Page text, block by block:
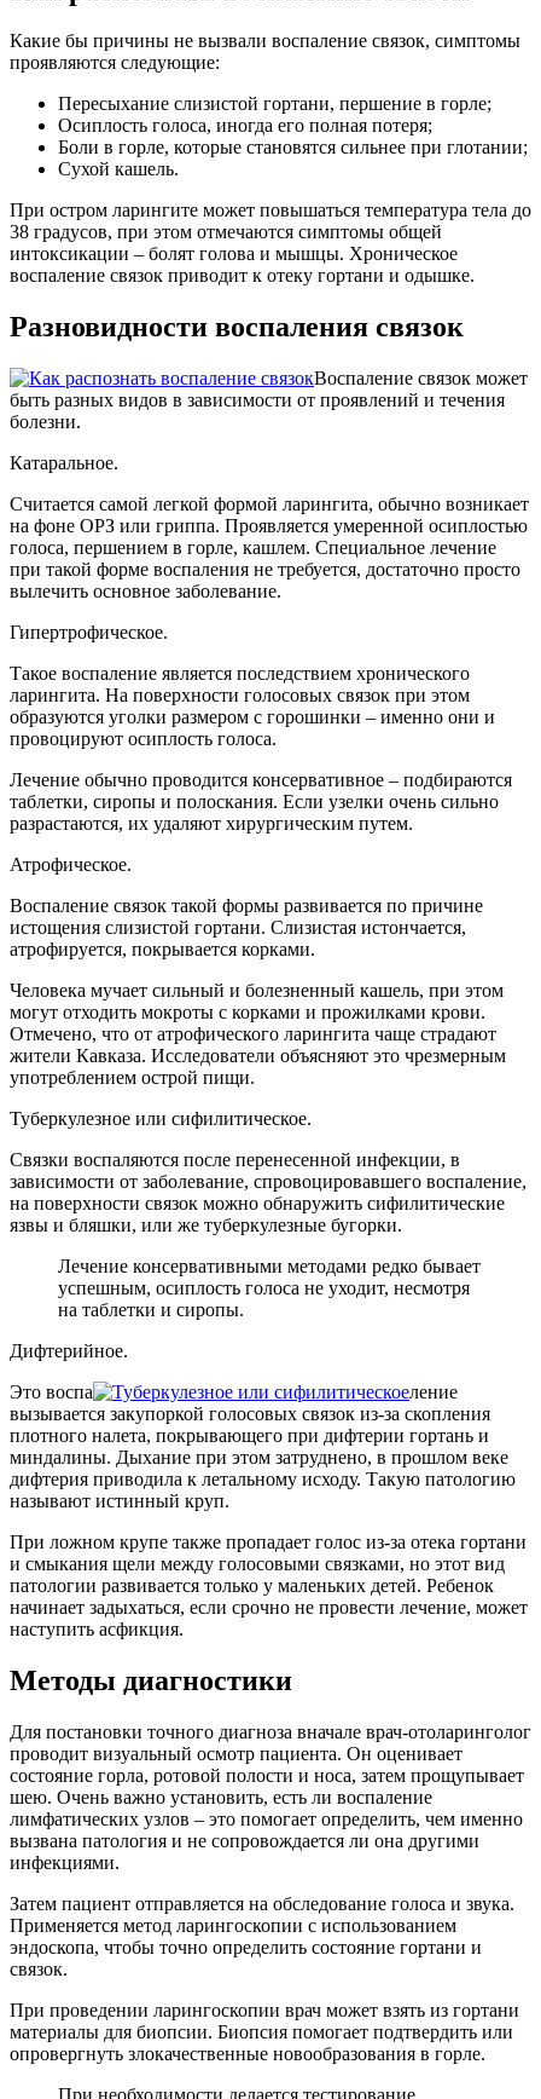
Какие бы причины не вызвали воспаление связок, симптомы
проявляются следующие:
Пересыхание слизистой гортани, першение в горле;
Осиплость голоса, иногда его полная потеря;
Боли в горле, которые становятся сильнее при глотании;
Сухой кашель.
При остром ларингите может повышаться температура тела до
38 градусов, при этом отмечаются симптомы общей
интоксикации – болят голова и мышцы. Хроническое
воспаление связок приводит к отеку гортани и одышке.
Разновидности воспаления связок
Воспаление связок может
быть разных видов в зависимости от проявлений и течения
болезни.
Катаральное.
Считается самой легкой формой ларингита, обычно возникает
на фоне ОРЗ или гриппа. Проявляется умеренной осиплостью
голоса, першением в горле, кашлем. Специальное лечение
при такой форме воспаления не требуется, достаточно просто
вылечить основное заболевание.
Гипертрофическое.
Такое воспаление является последствием хронического
ларингита. На поверхности голосовых связок при этом
образуются уголки размером с горошинки – именно они и
провоцируют осиплость голоса.
Лечение обычно проводится консервативное – подбираются
таблетки, сиропы и полоскания. Если узелки очень сильно
разрастаются, их удаляют хирургическим путем.
Атрофическое.
Воспаление связок такой формы развивается по причине
истощения слизистой гортани. Слизистая истончается,
атрофируется, покрывается корками.
Человека мучает сильный и болезненный кашель, при этом
могут отходить мокроты с корками и прожилками крови.
Отмечено, что от атрофического ларингита чаще страдают
жители Кавказа. Исследователи объясняют это чрезмерным
употреблением острой пищи.
Туберкулезное или сифилитическое.
Связки воспаляются после перенесенной инфекции, в
зависимости от заболевание, спровоцировавшего воспаление,
на поверхности связок можно обнаружить сифилитические
язвы и бляшки, или же туберкулезные бугорки.
Лечение консервативными методами редко бывает
успешным, осиплость голоса не уходит, несмотря
на таблетки и сиропы.
Дифтерийное.
Это воспа
ление
вызывается закупоркой голосовых связок из-за скопления
плотного налета, покрывающего при дифтерии гортань и
миндалины. Дыхание при этом затруднено, в прошлом веке
дифтерия приводила к летальному исходу. Такую патологию
называют истинный круп.
При ложном крупе также пропадает голос из-за отека гортани
и смыкания щели между голосовыми связками, но этот вид
патологии развивается только у маленьких детей. Ребенок
начинает задыхаться, если срочно не провести лечение, может
наступить асфикция.
Методы диагностики
Для постановки точного диагноза вначале врач-отоларинголог
проводит визуальный осмотр пациента. Он оценивает
состояние горла, ротовой полости и носа, затем прощупывает
шею. Очень важно установить, есть ли воспаление
лимфатических узлов – это помогает определить, чем именно
вызвана патология и не сопровождается ли она другими
инфекциями.
Затем пациент отправляется на обследование голоса и звука.
Применяется метод ларингоскопии с использованием
эндоскопа, чтобы точно определить состояние гортани и
связок.
При проведении ларингоскопии врач может взять из гортани
материалы для биопсии. Биопсия помогает подтвердить или
опровергнуть злокачественные новообразования в горле.
При необходимости делается тестирование